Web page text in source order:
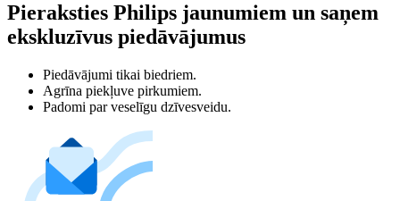
Pieraksties Philips jaunumiem un saņem
ekskluzīvus piedāvājumus
Piedāvājumi tikai biedriem.
Agrīna piekļuve pirkumiem.
Padomi par veselīgu dzīvesveidu.